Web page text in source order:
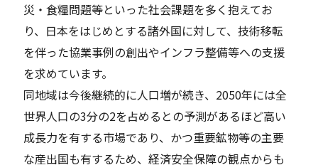
災・食糧問題等といった社会課題を多く抱えてお
り、日本をはじめとする諸外国に対して、技術移転
を伴った協業事例の創出やインフラ整備等への支援
を求めています。
同地域は今後継続的に人口増が続き、2050年には全
世界人口の3分の2を占めるとの予測があるほど高い
成長力を有する市場であり、かつ重要鉱物等の主要
な産出国も有するため、経済安全保障の観点からも